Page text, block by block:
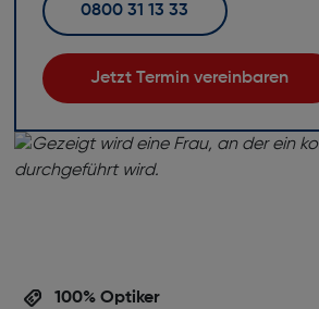
0800 31 13 33
Jetzt Termin vereinbaren
100% Optiker